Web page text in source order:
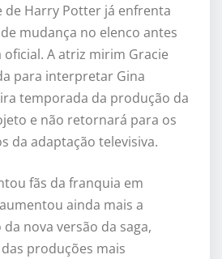
de Harry Potter já enfrenta
mudança no elenco antes
A atriz mirim Gracie
para interpretar Gina
temporada da produção da
e não retornará para os
da adaptação televisiva.
fãs da franquia em
ainda mais a
nova versão da saga,
produções mais